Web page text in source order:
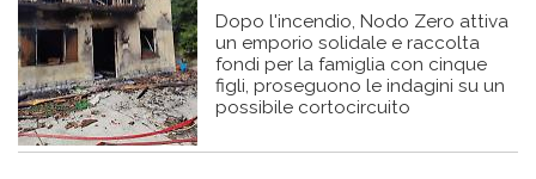
Dopo l'incendio, Nodo Zero attiva
un emporio solidale e raccolta
fondi per la famiglia con cinque
figli, proseguono le indagini su un
possibile cortocircuito